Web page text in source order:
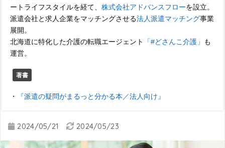
ートライフスタイルを経て、 株式会社アドバンスフローを設立。
派遣会社と求人企業をマッチングさせる法人派遣マッチング事業
展開。
北海道に特化した介護の転職エージェント
「#どさんこ介護」
も
運営。
著書
・ 『派遣の疑問がまるっと分かる本／法人向け』
2024/05/21 2024/05/23